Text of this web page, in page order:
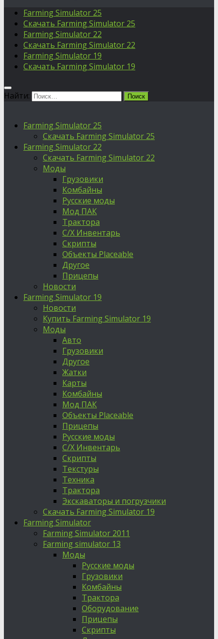
Farming Simulator 25
Скачать Farming Simulator 25
Farming Simulator 22
Скачать Farming Simulator 22
Farming Simulator 19
Скачать Farming Simulator 19
Найти:
Farming Simulator 25
Скачать Farming Simulator 25
Farming Simulator 22
Скачать Farming Simulator 22
Моды
Грузовики
Комбайны
Русские моды
Мод ПАК
Трактора
С/Х Инвентарь
Скрипты
Объекты Placeable
Другое
Прицепы
Новости
Farming Simulator 19
Новости
Купить Farming Simulator 19
Моды
Авто
Грузовики
Другое
Жатки
Карты
Комбайны
Мод ПАК
Объекты Placeable
Прицепы
Русские моды
С/Х Инвентарь
Скрипты
Текстуры
Техника
Трактора
Экскаваторы и погрузчики
Скачать Farming Simulator 19
Farming Simulator
Farming Simulator 2011
Farming simulator 13
Моды
Русские моды
Грузовики
Комбайны
Трактора
Оборудование
Прицепы
Скрипты